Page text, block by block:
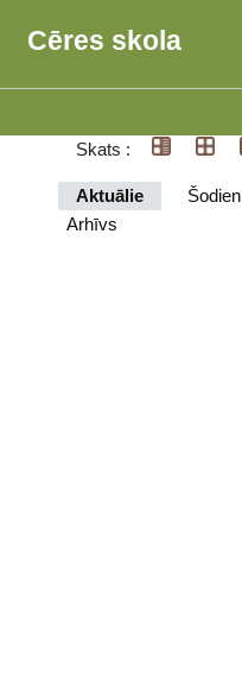
Cēres skola
Skats :
Aktuālie Šodien
Arhīvs